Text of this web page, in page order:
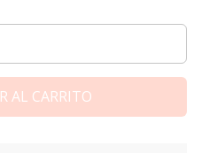
AL CARRITO